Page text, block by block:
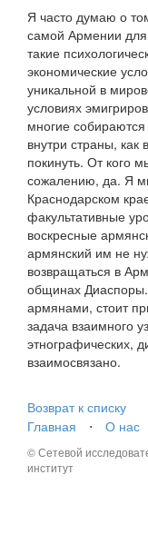
Я часто думаю о
самой Армении для
такие
экономические
уникальной в
условиях
многие собираются
внутри страны,
покинуть. От кого
сожалению, да. Я
Краснодарском
факультативные
воскресные
армянский им не
возвращаться в
общинах
армянами, стоит
задача взаимного
этнографических,
взаимосвязано.
Возврат к списку
Главная
⋅ О нас
© Сетевой
институт